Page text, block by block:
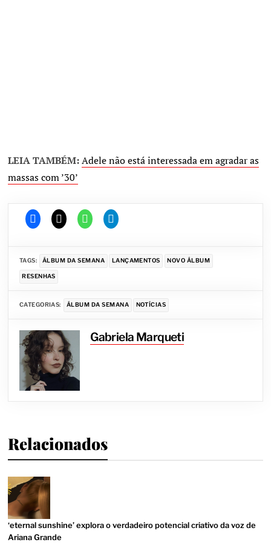
LEIA TAMBÉM:Adele não está interessada em agradar as
massas com ’30’
TAGS: ÁLBUM DA SEMANA LANÇAMENTOS NOVO ÁLBUM
RESENHAS
CATEGORIAS: ÁLBUM DA SEMANA NOTÍCIAS
Gabriela Marqueti
Relacionados
‘eternal sunshine’ explora o verdadeiro potencial criativo da voz de
Ariana Grande